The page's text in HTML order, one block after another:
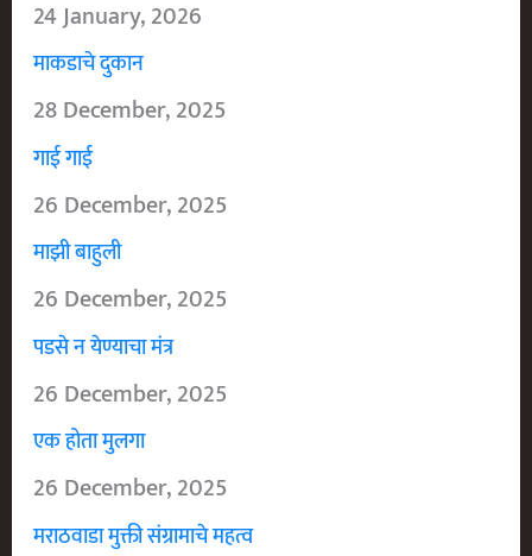
24 January, 2026
माकडाचे दुकान
28 December, 2025
गाई गाई
26 December, 2025
माझी बाहुली
26 December, 2025
पडसे न येण्याचा मंत्र
26 December, 2025
एक होता मुलगा
26 December, 2025
मराठवाडा मुक्ती संग्रामाचे महत्व